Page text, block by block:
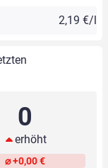
2,19 €/l
0
erhöht
⌀ +0,00 €